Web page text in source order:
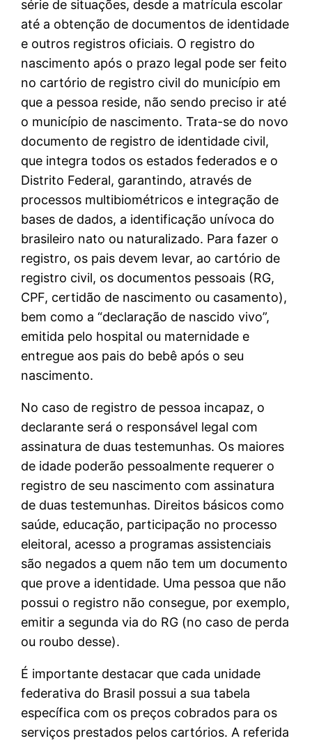
série de situações, desde a matrícula escolar
até a obtenção de documentos de identidade
e outros registros oficiais. O registro do
nascimento após o prazo legal pode ser feito
no cartório de registro civil do município em
que a pessoa reside, não sendo preciso ir até
o município de nascimento. Trata-se do novo
documento de registro de identidade civil,
que integra todos os estados federados e o
Distrito Federal, garantindo, através de
processos multibiométricos e integração de
bases de dados, a identificação unívoca do
brasileiro nato ou naturalizado. Para fazer o
registro, os pais devem levar, ao cartório de
registro civil, os documentos pessoais (RG,
CPF, certidão de nascimento ou casamento),
bem como a “declaração de nascido vivo”,
emitida pelo hospital ou maternidade e
entregue aos pais do bebê após o seu
nascimento.
No caso de registro de pessoa incapaz, o
declarante será o responsável legal com
assinatura de duas testemunhas. Os maiores
de idade poderão pessoalmente requerer o
registro de seu nascimento com assinatura
de duas testemunhas. Direitos básicos como
saúde, educação, participação no processo
eleitoral, acesso a programas assistenciais
são negados a quem não tem um documento
que prove a identidade. Uma pessoa que não
possui o registro não consegue, por exemplo,
emitir a segunda via do RG (no caso de perda
ou roubo desse).
É importante destacar que cada unidade
federativa do Brasil possui a sua tabela
específica com os preços cobrados para os
serviços prestados pelos cartórios. A referida